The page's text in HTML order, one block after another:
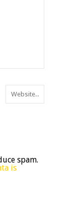
spam.
is